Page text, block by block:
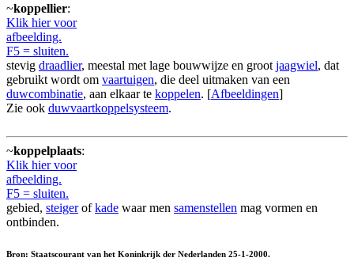
~koppellier:
Klik hier voor
afbeelding.
F5 = sluiten.
stevig draadlier, meestal met lage bouwwijze en groot jaagwiel, dat
gebruikt wordt om vaartuigen, die deel uitmaken van een
duwcombinatie, aan elkaar te koppelen. [Afbeeldingen]
Zie ook duwvaartkoppelsysteem.
~koppelplaats:
Klik hier voor
afbeelding.
F5 = sluiten.
gebied, steigerofkade waar men samenstellen mag vormen en
ontbinden.
Bron: Staatscourant van het Koninkrijk der Nederlanden 25-1-2000.